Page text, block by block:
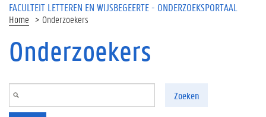
FACULTEIT LETTEREN EN WIJSBEGEERTE - ONDERZOEKSPORTAAL
Home Onderzoekers
Onderzoekers
Zoeken